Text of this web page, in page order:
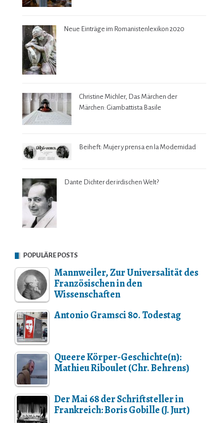
Neue Einträge im Romanistenlexikon 2020
Christine Michler, Das Märchen der
Märchen: Giambattista Basile
Beiheft: Mujer y prensa en la Modernidad
Dante Dichter der irdischen Welt?
POPULÄRE POSTS
Mannweiler, Zur Universalität des
Französischen in den
Wissenschaften
Antonio Gramsci 80. Todestag
Queere Körper-Geschichte(n):
Mathieu Riboulet (Chr. Behrens)
Der Mai 68 der Schriftsteller in
Frankreich: Boris Gobille (J. Jurt)